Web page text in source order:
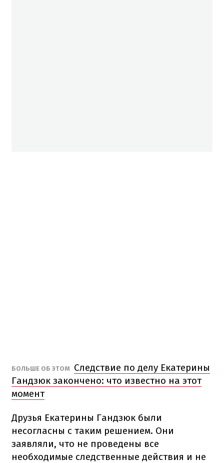
БОЛЬШЕ ОБ ЭТОМ
Следствие по делу Екатерины
Гандзюк закончено: что известно на этот
момент
Друзья Екатерины Гандзюк были
несогласны с таким решением. Они
заявляли, что не проведены все
необходимые следственные действия и не